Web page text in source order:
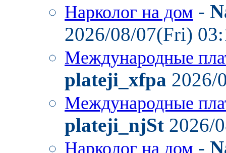
Нарколог на дом -
2026/08/07(Fri)
Международные
plateji_xfpa 2026/
Международные
plateji_njSt 2026/
Нарколог на дом -